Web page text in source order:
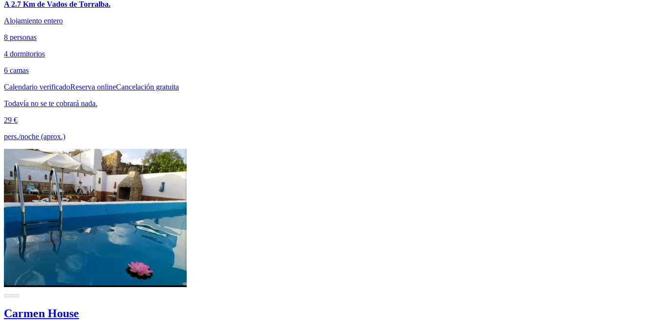
A 2.7 Km de Vados de Torralba.
Alojamiento entero
8 personas
4 dormitorios
6 camas
Calendario verificadoReserva onlineCancelación gratuita
Todavía no se te cobrará nada.
29 €
pers./noche (aprox.)
Carmen House